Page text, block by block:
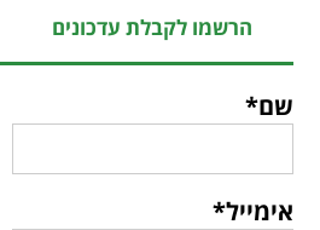
הרשמו לקבלת עדכונים
שם*
אימייל*